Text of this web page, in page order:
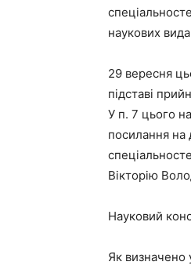
наукових
29 вересня
підставі
У п. 7 цього
посилання на
Вікторію
Науковий
Як визначено